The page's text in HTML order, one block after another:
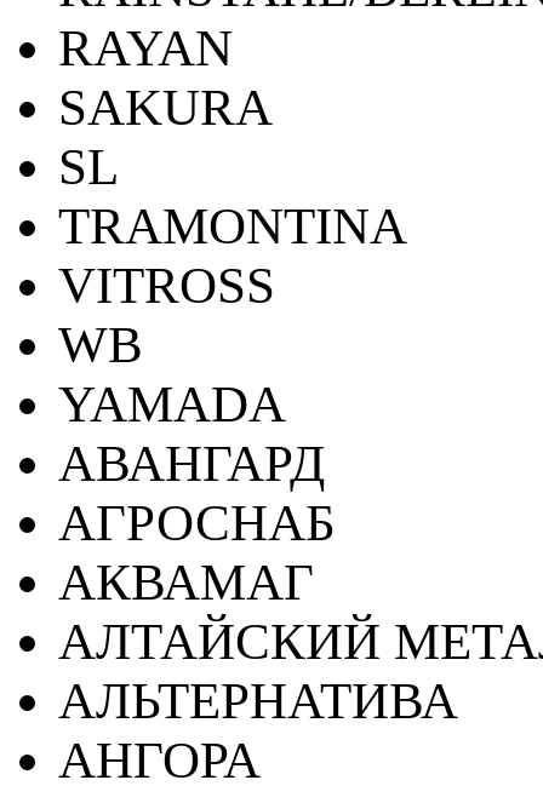
RAYAN
SAKURA
SL
TRAMONTINA
VITROSS
WB
YAMADA
АВАНГАРД
АГРОСНАБ
АКВАМАГ
АЛТАЙСКИЙ
АЛЬТЕРНАТИВА
АНГОРА